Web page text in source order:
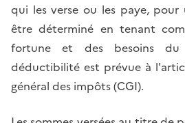
qui les verse ou les paye,
être déterminé en tenant
fortune et des besoins du
déductibilité est prévue à
général des impôts (CGI).